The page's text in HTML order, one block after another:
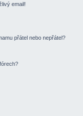
email!
přátel nebo nepřátel?